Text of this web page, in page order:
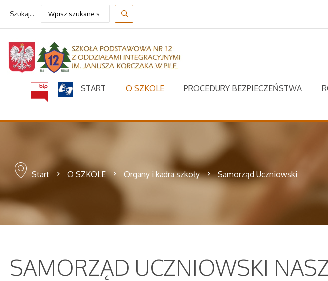
Szukaj...
START O SZKOLE PROCEDURY BEZPIECZEŃSTWA
Start O SZKOLE Organy i kadra szkoły Samorząd Uczniowski
SAMORZĄD UCZNIOWSKI